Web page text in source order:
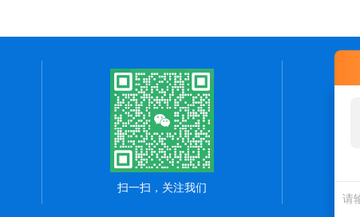
扫一扫，关注我们